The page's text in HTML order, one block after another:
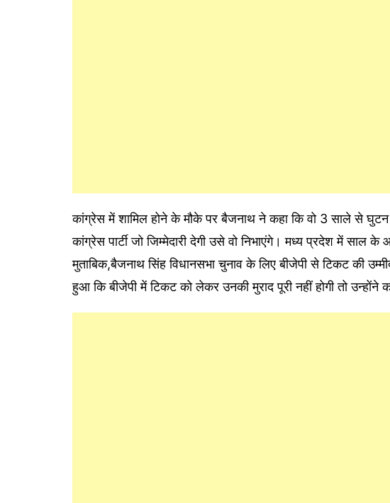
कांग्रेस में शामिल होने के मौके पर बैजनाथ ने कहा कि वो 3 साले से
कांग्रेस पार्टी जो जिम्मेदारी देगी उसे वो निभाएंगे। मध्य प्रदेश में साल
मुताबिक,बैजनाथ सिंह विधानसभा चुनाव के लिए बीजेपी से टिकट की
हुआ कि बीजेपी में टिकट को लेकर उनकी मुराद पूरी नहीं होगी तो उन्होंने